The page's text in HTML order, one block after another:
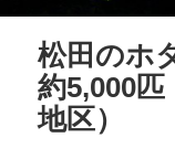
松田のホ
約5,000
地区）